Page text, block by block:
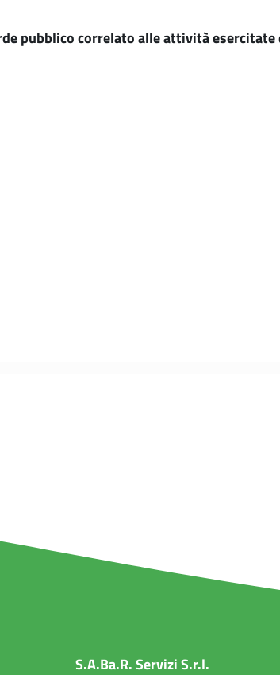
pubblico correlato alle attività esercitate
S.A.Ba.R. Servizi S.r.l.